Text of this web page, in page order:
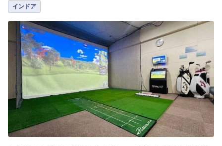
インドア